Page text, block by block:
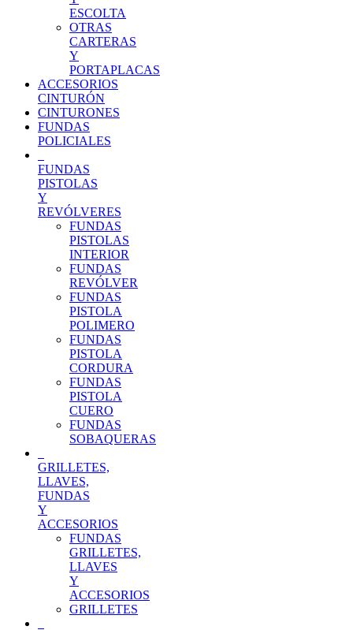
ESCOLTA
OTRAS
CARTERAS
Y
PORTAPLACAS
ACCESORIOS
CINTURÓN
CINTURONES
FUNDAS
POLICIALES
FUNDAS
PISTOLAS
Y
REVÓLVERES
FUNDAS
PISTOLAS
INTERIOR
FUNDAS
REVÓLVER
FUNDAS
PISTOLA
POLIMERO
FUNDAS
PISTOLA
CORDURA
FUNDAS
PISTOLA
CUERO
FUNDAS
SOBAQUERAS
GRILLETES,
LLAVES,
FUNDAS
Y
ACCESORIOS
FUNDAS
GRILLETES,
LLAVES
Y
ACCESORIOS
GRILLETES